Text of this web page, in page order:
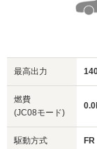
最高出力
燃費
(JC08モード)
駆動方式 FR